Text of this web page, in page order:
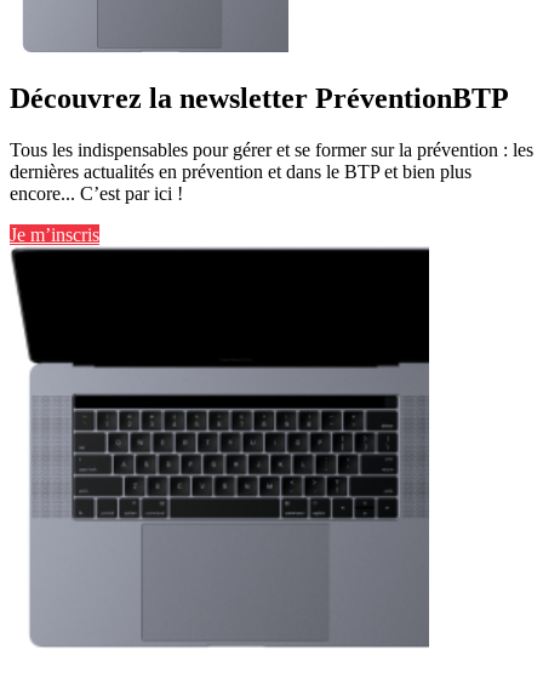
Découvrez la newsletter PréventionBTP
Tous les indispensables pour gérer et se former sur la prévention : les
dernières actualités en prévention et dans le BTP et bien plus
encore... C’est par ici !
Je m’inscris